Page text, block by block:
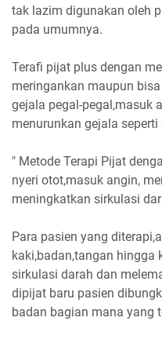
tak lazim digunakan oleh
pada umumnya.
Terafi pijat plus dengan
meringankan maupun
gejala pegal-pegal,masuk
menurunkan gejala seperti
" Metode Terapi Pijat
nyeri otot,masuk angin,
meningkatkan sirkulasi
Para pasien yang
kaki,badan,tangan hingga
sirkulasi darah dan
dipijat baru pasien
badan bagian mana yang